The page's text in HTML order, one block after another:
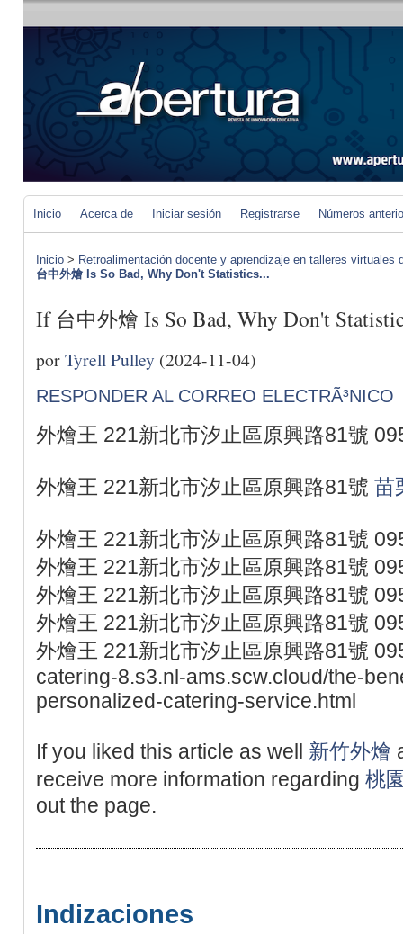
Inicio Acerca de Iniciar sesión Registrarse Números
Inicio > Retroalimentación docente y aprendizaje en talleres virtuales
台中外燴 Is So Bad, Why Don't Statistics...
If 台中外燴 Is So Bad, Why Don't
porTyrell Pulley (2024-11-04)
RESPONDER AL CORREO ELECTRÃ³NICO
外燴王 221新北市汐止區原興路81號
外燴王 221新北市汐止區原興路81號 苗
外燴王 221新北市汐止區原興路81號
外燴王 221新北市汐止區原興路81號
外燴王 221新北市汐止區原興路81號
外燴王 221新北市汐止區原興路81號
外燴王 221新北市汐止區原興路81號
catering-8.s3.nl-ams.scw.cloud/the-
personalized-catering-service.html
If you liked this article as well 新竹外燴
receive more information regarding 桃
out the page.
Indizaciones